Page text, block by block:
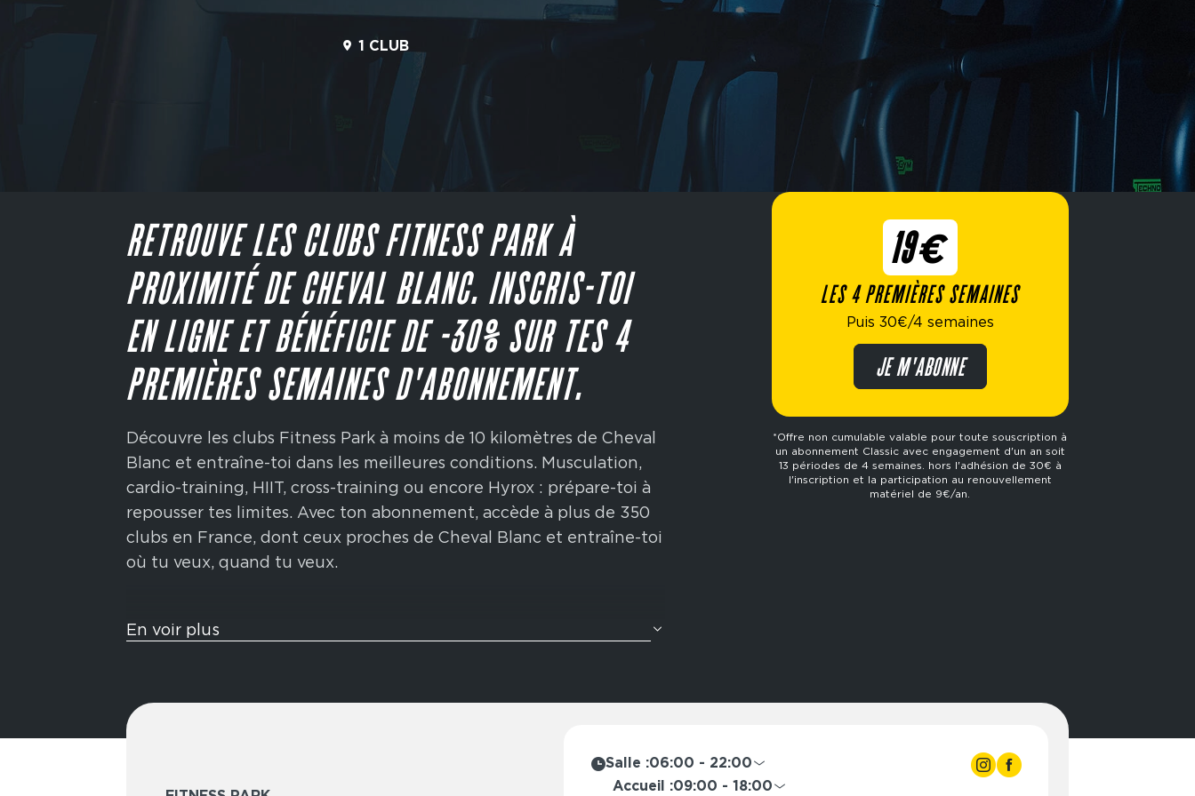
1 CLUB
RETROUVE LES CLUBS FITNESS PARK À
PROXIMITÉ DE CHEVAL BLANC. INSCRIS-TOI
EN LIGNE ET BÉNÉFICIE DE -30% SUR TES 4
PREMIÈRES SEMAINES D'ABONNEMENT.
Découvre les clubs Fitness Park à moins de 10 kilomètres de Cheval
Blanc et entraîne-toi dans les meilleures conditions. Musculation,
cardio-training, HIIT, cross-training ou encore Hyrox : prépare-toi à
repousser tes limites. Avec ton abonnement, accède à plus de 350
clubs en France, dont ceux proches de Cheval Blanc et entraîne-toi
où tu veux, quand tu veux.
En voir plus
sont pensées pour te challenger avec des enchaînements
endurance, ta force et ta condition physique globale.
Élue meilleure marque de fitness de l’année, Fitness Park propose
19€
LES 4 PREMIÈRES SEMAINES
Puis 30€/4 semaines
JE M'ABONNE
*Offre non cumulable valable pour toute souscription à
un abonnement Classic avec engagement d'un an soit
13 périodes de 4 semaines. hors l'adhésion de 30€ à
l'inscription et la participation au renouvellement
matériel de 9€/an.
Salle :06:00 - 22:00
Lundi
06:00 - 23:00
Accueil :09:00 - 18:00